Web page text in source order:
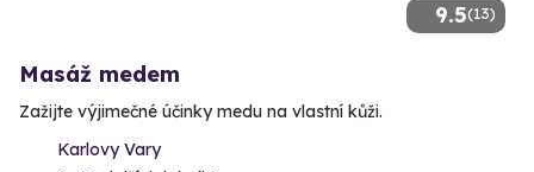
9.5(13)
Masáž medem
Zažijte výjimečné účinky medu na vlastní kůži.
Karlovy Vary